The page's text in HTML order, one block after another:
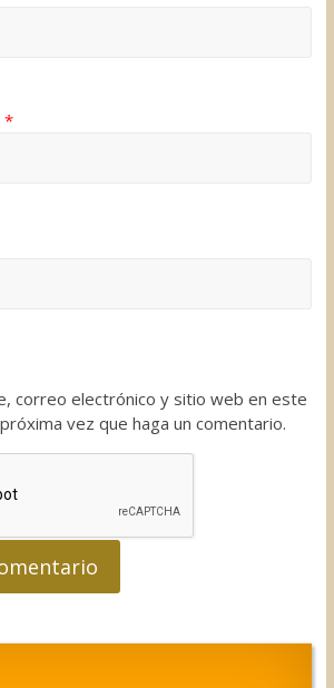
*
correo electrónico y sitio web en este
vez que haga un comentario.